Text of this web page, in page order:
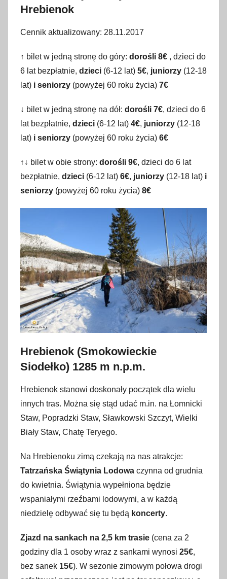
Hrebienok
Cennik aktualizowany: 28.11.2017
↑ bilet w jedną stronę do góry: dorośli 8€ , dzieci do
6 lat bezpłatnie, dzieci (6-12 lat) 5€, juniorzy (12-18
lat) i seniorzy (powyżej 60 roku życia) 7€
↓ bilet w jedną stronę na dół: dorośli 7€, dzieci do 6
lat bezpłatnie, dzieci (6-12 lat) 4€, juniorzy (12-18
lat) i seniorzy (powyżej 60 roku życia) 6€
↑↓ bilet w obie strony: dorośli 9€, dzieci do 6 lat
bezpłatnie, dzieci (6-12 lat) 6€, juniorzy (12-18 lat) i
seniorzy (powyżej 60 roku życia) 8€
Hrebienok (Smokowieckie
Siodełko) 1285 m n.p.m.
Hrebienok stanowi doskonały początek dla wielu
innych tras. Można się stąd udać m.in. na Łomnicki
Staw, Popradzki Staw, Sławkowski Szczyt, Wielki
Biały Staw, Chatę Teryego.
Na Hrebienoku zimą czekają na nas atrakcje:
Tatrzańska Świątynia Lodowa czynna od grudnia
do kwietnia. Świątynia wypełniona będzie
wspaniałymi rzeźbami lodowymi, a w każdą
niedzielę odbywać się tu będą koncerty.
Zjazd na sankach na 2,5 km trasie (cena za 2
godziny dla 1 osoby wraz z sankami wynosi 25€,
bez sanek 15€). W sezonie zimowym połowa drogi